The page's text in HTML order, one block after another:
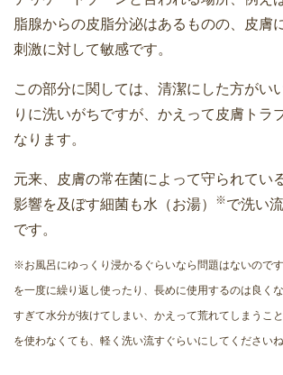
脂腺からの皮脂分泌はあるものの、皮膚
刺激に対して敏感です。
この部分に関しては、清潔にした方がい
りに洗いがちですが、かえって皮膚トラ
なります。
元来、皮膚の常在菌によって守られてい
影響を及ぼす細菌も水（お湯）
※で洗い
です。
※お風呂にゆっくり浸かるぐらいなら問題はないので
を一度に繰り返し使ったり、長めに使用するのは良く
すぎて水分が抜けてしまい、かえって荒れてしまうこ
を使わなくても、軽く洗い流すぐらいにしてくださいね